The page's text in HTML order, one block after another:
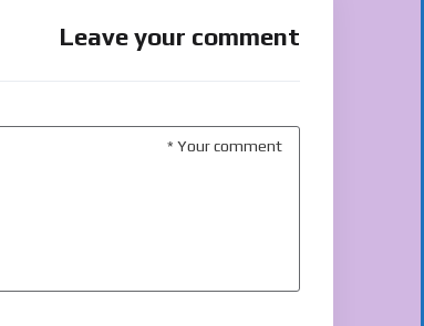
Leave your comment